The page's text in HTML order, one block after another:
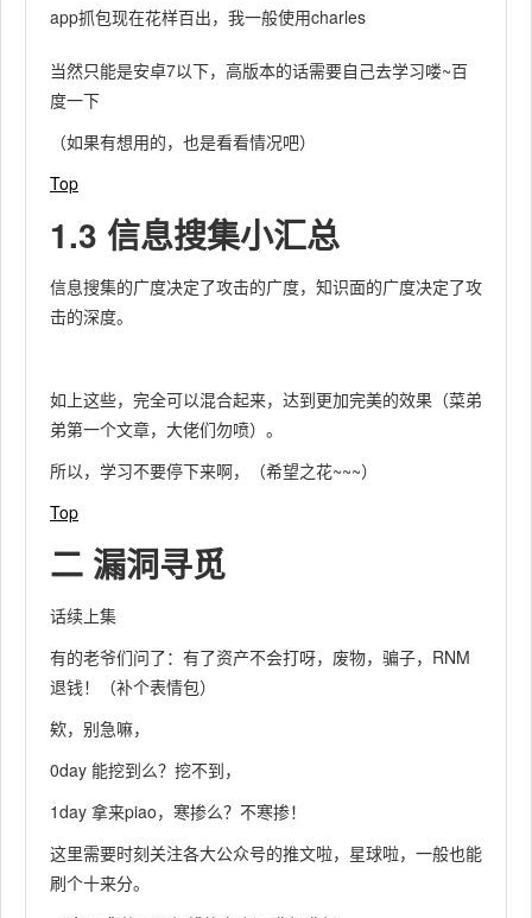
app抓包现在花样百出，我一般使用charles
当然只能是安卓7以下，高版本的话需要自己去学习喽~百
度一下
（如果有想用的，也是看看情况吧）
Top
1.3 信息搜集小汇总
信息搜集的广度决定了攻击的广度，知识面的广度决定了攻
击的深度。
如上这些，完全可以混合起来，达到更加完美的效果（菜弟
弟第一个文章，大佬们勿喷）。
所以，学习不要停下来啊，（希望之花~~~）
Top
二 漏洞寻觅
话续上集
有的老爷们问了：有了资产不会打呀，废物，骗子，RNM
退钱！（补个表情包）
欸，别急嘛，
0day 能挖到么？挖不到，
1day 拿来piao，寒掺么？不寒掺！
这里需要时刻关注各大公众号的推文啦，星球啦，一般也能
刷个十来分。